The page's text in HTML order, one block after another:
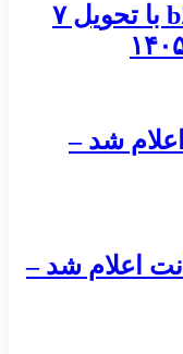
شرایط فروش تویوتا bZ۵ با تحویل ۷
شرایط فروش کوییک S اعلام شد –
اعلام شد –